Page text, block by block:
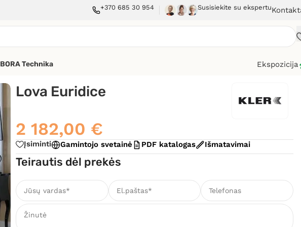
+370 685 30 954 Susisiekite su ekspertu
BORA Technika
Ekspozicija
Lova Euridice
2 182,00 €
Įsiminti Gamintojo svetainė PDF katalogas Išmatavimai
Teirautis dėl prekės